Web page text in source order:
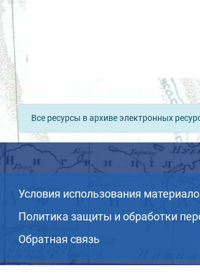
Все ресурсы в архиве электронных
Условия использования
Политика защиты и обработки
Обратная связь